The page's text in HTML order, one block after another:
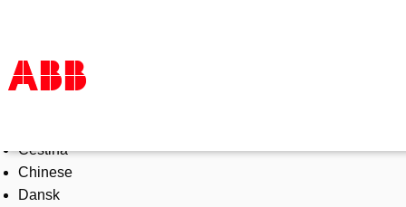
Products & Solutions
Industries
Services
Čeština
Chinese
Dansk